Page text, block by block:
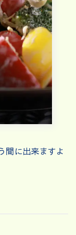
に出来ますよ